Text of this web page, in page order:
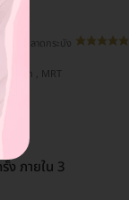
ง ภายใน 3